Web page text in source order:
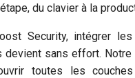
du clavier à la
Security, intégrer
devient sans effort.
toutes les